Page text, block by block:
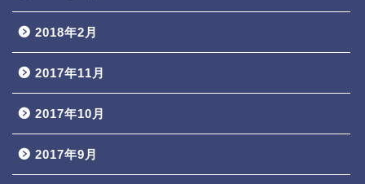
2018年2月
2017年11月
2017年10月
2017年9月